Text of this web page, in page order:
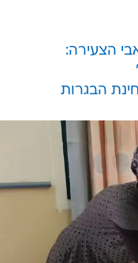
הצעירה:
הבגרות